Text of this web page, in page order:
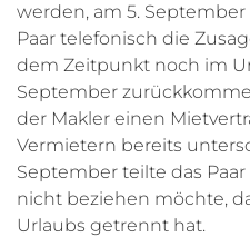
werden, am 5.
Paar telefonisch die
dem Zeitpunkt noch im
September
der Makler einen
Vermietern bereits
September teilte das
nicht beziehen möchte,
Urlaubs getrennt hat.